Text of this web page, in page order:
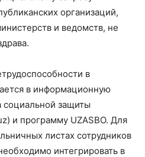
организаций,
и ведомств, не
в
в информационную
социальной защиты
и программу UZASBO. Для
листах сотрудников
интегрировать в